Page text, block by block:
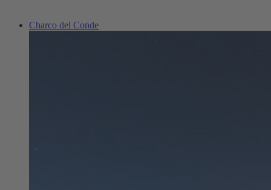
Charco del Conde